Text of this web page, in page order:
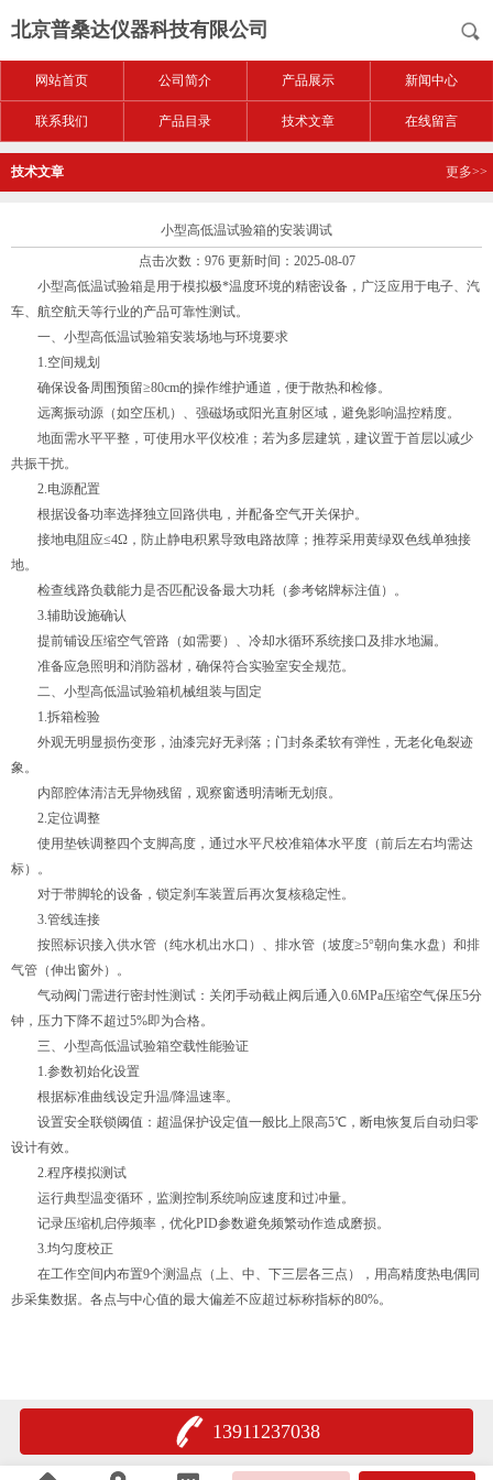
北京普桑达仪器科技有限公司
网站首页 公司简介 产品展示 新闻中心
联系我们 产品目录 技术文章 在线留言
技术文章 更多>>
小型高低温试验箱的安装调试
点击次数：976 更新时间：2025-08-07
小型高低温试验箱是用于模拟极*温度环境的精密设备，广泛应用于电子、汽
车、航空航天等行业的产品可靠性测试。
一、 小型高低温试验箱安装场地与环境要求
1.空间规划
确保设备周围预留≥80cm的操作维护通道，便于散热和检修。
远离振动源（如空压机）、强磁场或阳光直射区域，避免影响温控精度。
地面需水平平整，可使用水平仪校准；若为多层建筑，建议置于首层以减少
共振干扰。
2.电源配置
根据设备功率选择独立回路供电，并配备空气开关保护。
接地电阻应≤4Ω，防止静电积累导致电路故障；推荐采用黄绿双色线单独接
地。
检查线路负载能力是否匹配设备最大功耗（参考铭牌标注值）。
3.辅助设施确认
提前铺设压缩空气管路（如需要）、冷却水循环系统接口及排水地漏。
准备应急照明和消防器材，确保符合实验室安全规范。
二、小型高低温试验箱机械组装与固定
1.拆箱检验
外观无明显损伤变形，油漆完好无剥落；门封条柔软有弹性，无老化龟裂迹
象。
内部腔体清洁无异物残留，观察窗透明清晰无划痕。
2.定位调整
使用垫铁调整四个支脚高度，通过水平尺校准箱体水平度（前后左右均需达
标）。
对于带脚轮的设备，锁定刹车装置后再次复核稳定性。
3.管线连接
按照标识接入供水管（纯水机出水口）、排水管（坡度≥5°朝向集水盘）和排
气管（伸出窗外）。
气动阀门需进行密封性测试：关闭手动截止阀后通入0.6MPa压缩空气保压5分
钟，压力下降不超过5%即为合格。
三、小型高低温试验箱空载性能验证
1.参数初始化设置
根据标准曲线设定升温/降温速率。
设置安全联锁阈值：超温保护设定值一般比上限高5℃，断电恢复后自动归零
设计有效。
2.程序模拟测试
运行典型温变循环，监测控制系统响应速度和过冲量。
记录压缩机启停频率，优化PID参数避免频繁动作造成磨损。
3.均匀度校正
在工作空间内布置9个测温点（上、中、下三层各三点），用高精度热电偶同
步采集数据。各点与中心值的最大偏差不应超过标称指标的80%。
13911237038